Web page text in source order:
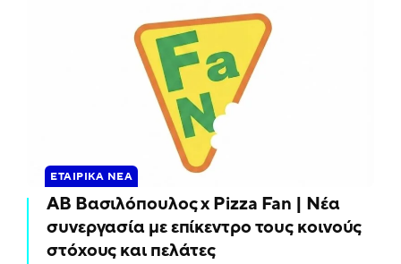
ΕΤΑΙΡΙΚΆ ΝΈΑ
ΑΒ Βασιλόπουλος x Pizza Fan | Νέα
συνεργασία με επίκεντρο τους κοινούς
στόχους και πελάτες